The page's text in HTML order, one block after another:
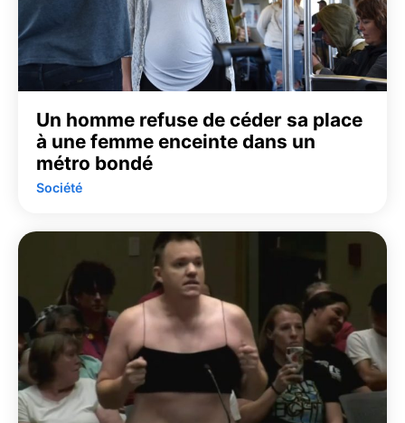
Un homme refuse de céder sa place
à une femme enceinte dans un
métro bondé
Société